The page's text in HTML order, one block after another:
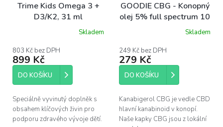
t
ů
Trime Kids Omega 3 +
D3/K2, 31 ml
Skladem
803 Kč bez DPH
899 Kč
DO KOŠÍKU
Speciálně vyvinutý doplněk s
obsahem klíčových živin pro
podporu zdravého vývoje dětí.
GOODIE CBG - Konopný
olej 5% full spectrum 10
Skladem
249 Kč bez DPH
279 Kč
DO KOŠÍKU
Kanabigerol CBG je vedle CBD
hlavní kanabinoid v konopí.
Naše kapky CBG jsou z lokální